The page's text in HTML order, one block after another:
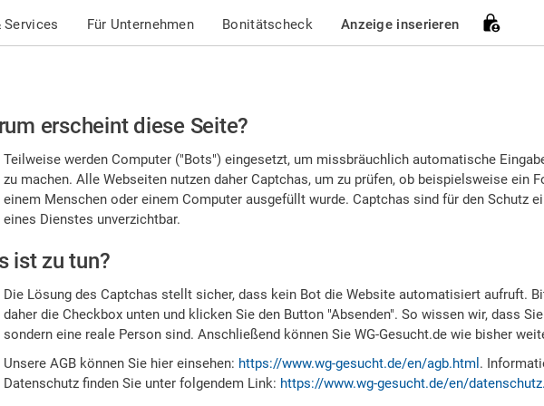
Services Für Unternehmen Bonitätscheck Anzeige inserieren
erscheint diese Seite?
Teilweise werden Computer ("Bots") eingesetzt, um missbräuchlich automatische
zu machen. Alle Webseiten nutzen daher Captchas, um zu prüfen, ob beispielsweise ein
einem Menschen oder einem Computer ausgefüllt wurde. Captchas sind für den Schutz
eines Dienstes unverzichtbar.
ist zu tun?
Die Lösung des Captchas stellt sicher, dass kein Bot die Website automatisiert aufruft.
daher die Checkbox unten und klicken Sie den Button "Absenden". So wissen wir, dass
sondern eine reale Person sind. Anschließend können Sie WG-Gesucht.de wie bisher
Unsere AGB können Sie hier einsehen: https://www.wg-gesucht.de/en/agb.html .
Datenschutz finden Sie unter folgendem Link: https://www.wg-gesucht.de/en/